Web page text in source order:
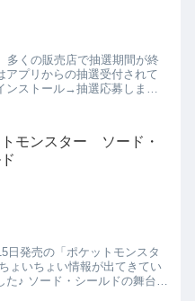
多くの販売店で抽選期間が終
アプリからの抽選受付されて
ンストール→抽選応募しまし
モンスター ソード・
日発売の「ポケットモンスタ
舞台は